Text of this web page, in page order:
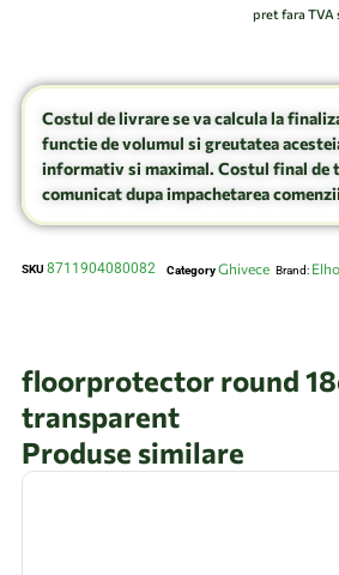
pret fara TVA
Costul de livrare se va calcula la
functie de volumul si greutatea
informativ si maximal. Costul final de
comunicat dupa impachetarea
SKU 8711904080082 CategoryGhivece Brand: Elho
floorprotector round
transparent
Produse similare